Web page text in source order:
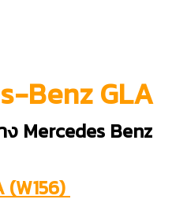
Benz GLA
Mercedes Benz